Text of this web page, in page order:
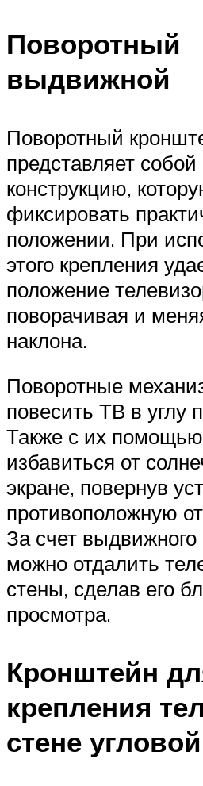
Поворотный
выдвижной
Поворотный
представляет
конструкцию,
фиксировать
положении. При
этого крепления
положение
поворачивая и
наклона.
Поворотные
повесить ТВ в углу
Также с их помощью
избавиться от
экране, повернув
противоположную
За счет
можно отдалить
стены, сделав его
просмотра.
Кронштейн
крепления
стене угловой